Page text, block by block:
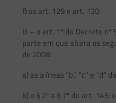
f) os art. 129 e art. 130;
III – o art. 1º do Decreto
parte em que altera os
de 2008:
a) as alíneas “b”, “c” e “d”
b) o § 2º a § 7º do art. 143; e